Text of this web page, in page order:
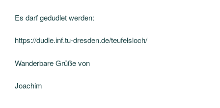
Es darf gedudlet werden:
https://dudle.inf.tu-dresden.de/teufelsloch/
Wanderbare Grüße von
Joachim